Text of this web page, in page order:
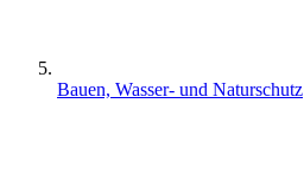
Bauen, Wasser- und Naturschutz